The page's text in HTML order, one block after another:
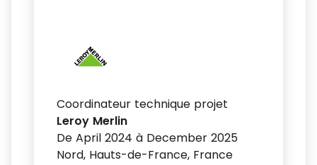
Coordinateur technique projet
Leroy Merlin
De April 2024 à December 2025
Nord, Hauts-de-France, France